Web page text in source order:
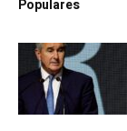
Populares